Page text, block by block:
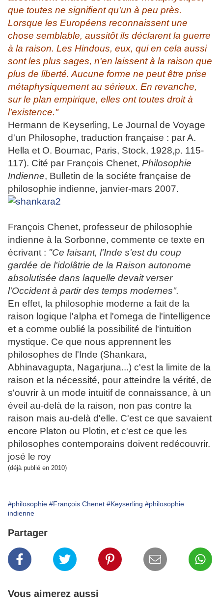
que toutes ne signifient qu'un à peu près.
Lorsque les Européens reconnaissent une
chose semblable, aussitôt ils déclarent la guerre
à la raison. Les Hindous, eux, qui en cela aussi
sont les plus sages, n'en laissent à la raison que
plus de liberté. Aucune forme ne peut être prise
métaphysiquement au sérieux. En revanche,
sur le plan empirique, elles ont toutes droit à
l'existence."
Hermann de Keyserling, Le Journal de Voyage
d'un Philosophe, traduction française : par A.
Hella et O. Bournac, Paris, Stock, 1928,p. 115-
117). Cité par François Chenet, Philosophie
Indienne, Bulletin de la sociéte française de
philosophie indienne, janvier-mars 2007.
François Chenet, professeur de philosophie
indienne à la Sorbonne, commente ce texte en
écrivant : "Ce faisant, l'Inde s'est du coup
gardée de l'idolâtrie de la Raison autonome
absolutisée dans laquelle devait verser
l'Occident à partir des temps modernes".
En effet, la philosophie moderne a fait de la
raison logique l'alpha et l'omega de l'intelligence
et a comme oublié la possibilité de l'intuition
mystique. Ce que nous apprennent les
philosophes de l'Inde (Shankara,
Abhinavagupta, Nagarjuna...) c'est la limite de la
raison et la nécessité, pour atteindre la vérité, de
s'ouvrir à un mode intuitif de connaissance, à un
éveil au-delà de la raison, non pas contre la
raison mais au-delà d'elle. C'est ce que savaient
encore Platon ou Plotin, et c'est ce que les
philosophes contemporains doivent redécouvrir.
josé le roy
(déjà publié en 2010)
#philosophie #François Chenet #Keyserling #philosophie
indienne
Partager
Vous aimerez aussi